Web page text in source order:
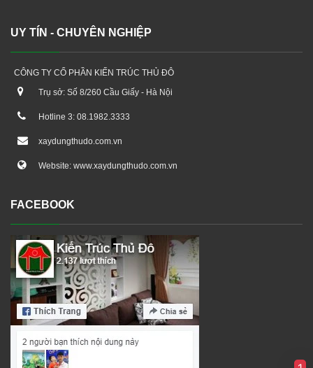
UY TÍN - CHUYÊN NGHIỆP
CÔNG TY CỔ PHẦN KIẾN TRÚC THỦ ĐÔ
Trụ sở: Số 8/260 Cầu Giấy - Hà Nội
Hotline 3: 08.1982.3333
xaydungthudo.com.vn
Website: www.xaydungthudo.com.vn
FACEBOOK